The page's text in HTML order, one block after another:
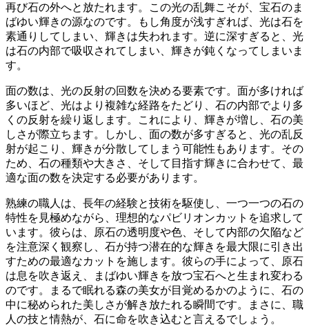
再び石の外へと放たれます。この光の乱舞こそが、宝石のま
ばゆい輝きの源なのです。もし角度が浅すぎれば、光は石を
素通りしてしまい、輝きは失われます。逆に深すぎると、光
は石の内部で吸収されてしまい、輝きが鈍くなってしまいま
す。
面の数は、光の反射の回数を決める要素です。面が多ければ
多いほど、光はより複雑な経路をたどり、石の内部でより多
くの反射を繰り返します。これにより、輝きが増し、石の美
しさが際立ちます。しかし、面の数が多すぎると、光の乱反
射が起こり、輝きが分散してしまう可能性もあります。その
ため、 石の種類や大きさ、そして目指す輝きに合わせて、最
適な面の数を決定する必要があります。
熟練の職人は、長年の経験と技術を駆使し、一つ一つの石の
特性を見極めながら、理想的なパビリオンカットを追求して
います。彼らは、原石の透明度や色、そして内部の欠陥など
を注意深く観察し、 石が持つ潜在的な輝きを最大限に引き出
すための最適なカットを施します。彼らの手によって、原石
は息を吹き返え、まばゆい輝きを放つ宝石へと生まれ変わる
のです。まるで眠れる森の美女が目覚めるかのように、石の
中に秘められた美しさが解き放たれる瞬間です。まさに、 職
人の技と情熱が、石に命を吹き込むと言えるでしょう。